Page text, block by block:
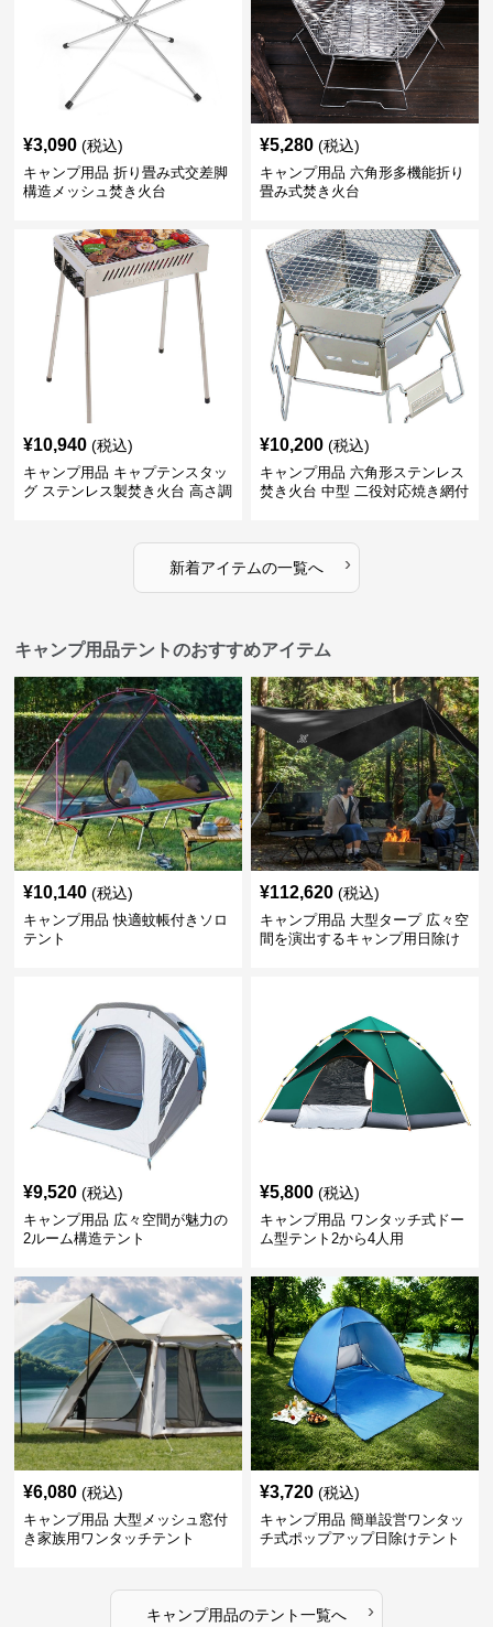
¥3,090 (税込)
キャンプ用品 折り畳み式交差脚
構造メッシュ焚き火台
¥5,280 (税込)
キャンプ用品 六角形多機能折り
畳み式焚き火台
¥10,940 (税込)
キャンプ用品 キャプテンスタッ
グ ステンレス製焚き火台 高さ調
¥10,200 (税込)
キャンプ用品 六角形ステンレス
焚き火台 中型 二役対応焼き網付
新着アイテムの一覧へ ›
キャンプ用品テントのおすすめアイテム
¥10,140 (税込)
キャンプ用品 快適蚊帳付きソロ
テント
¥112,620 (税込)
キャンプ用品 大型タープ 広々空
間を演出するキャンプ用日除け
¥9,520 (税込)
キャンプ用品 広々空間が魅力の
2ルーム構造テント
¥5,800 (税込)
キャンプ用品 ワンタッチ式ドー
ム型テント2から4人用
¥6,080 (税込)
キャンプ用品 大型メッシュ窓付
き家族用ワンタッチテント
¥3,720 (税込)
キャンプ用品 簡単設営ワンタッ
チ式ポップアップ日除けテント
キャンプ用品のテント一覧へ ›